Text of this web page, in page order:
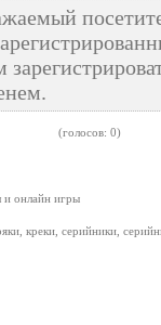
(голосов: 0)
онлайн игры
креки, серийники,